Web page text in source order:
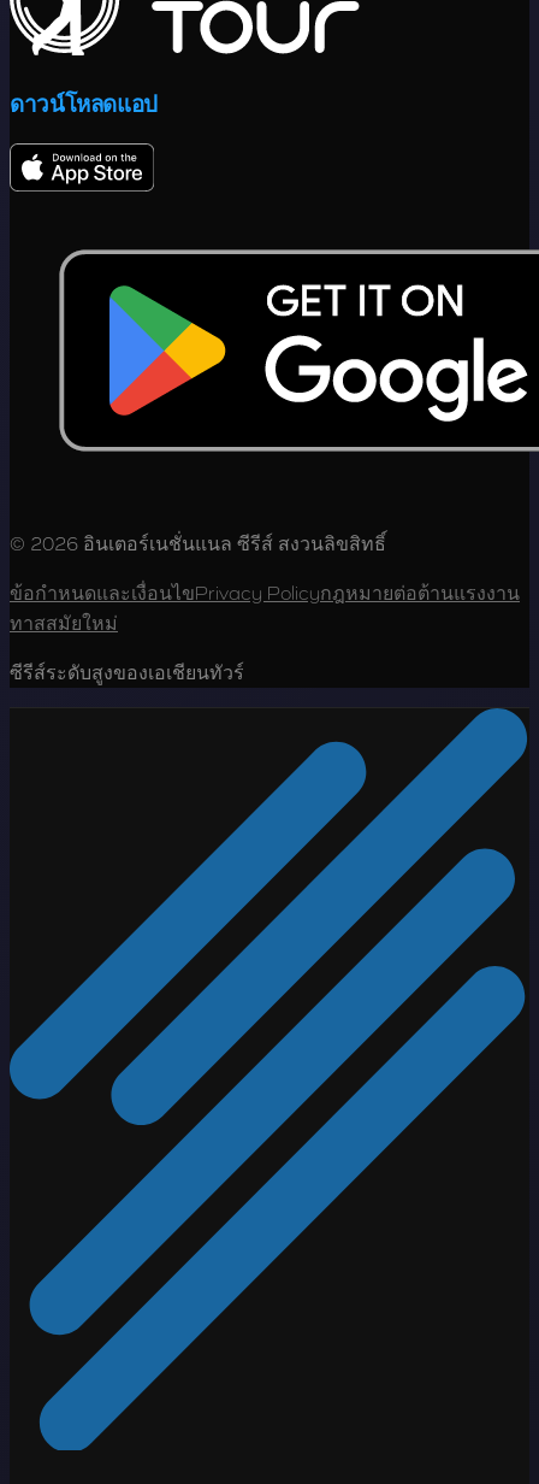
ดาวน์โหลดแอป
© 2026 อินเตอร์เนชั่นแนล ซีรีส์ สงวนลิขสิทธิ์
ข้อกำหนดและเงื่อนไขPrivacy Policyกฎหมายต่อต้านแรงงาน
ทาสสมัยใหม่
ซีรีส์ระดับสูงของเอเชียนทัวร์